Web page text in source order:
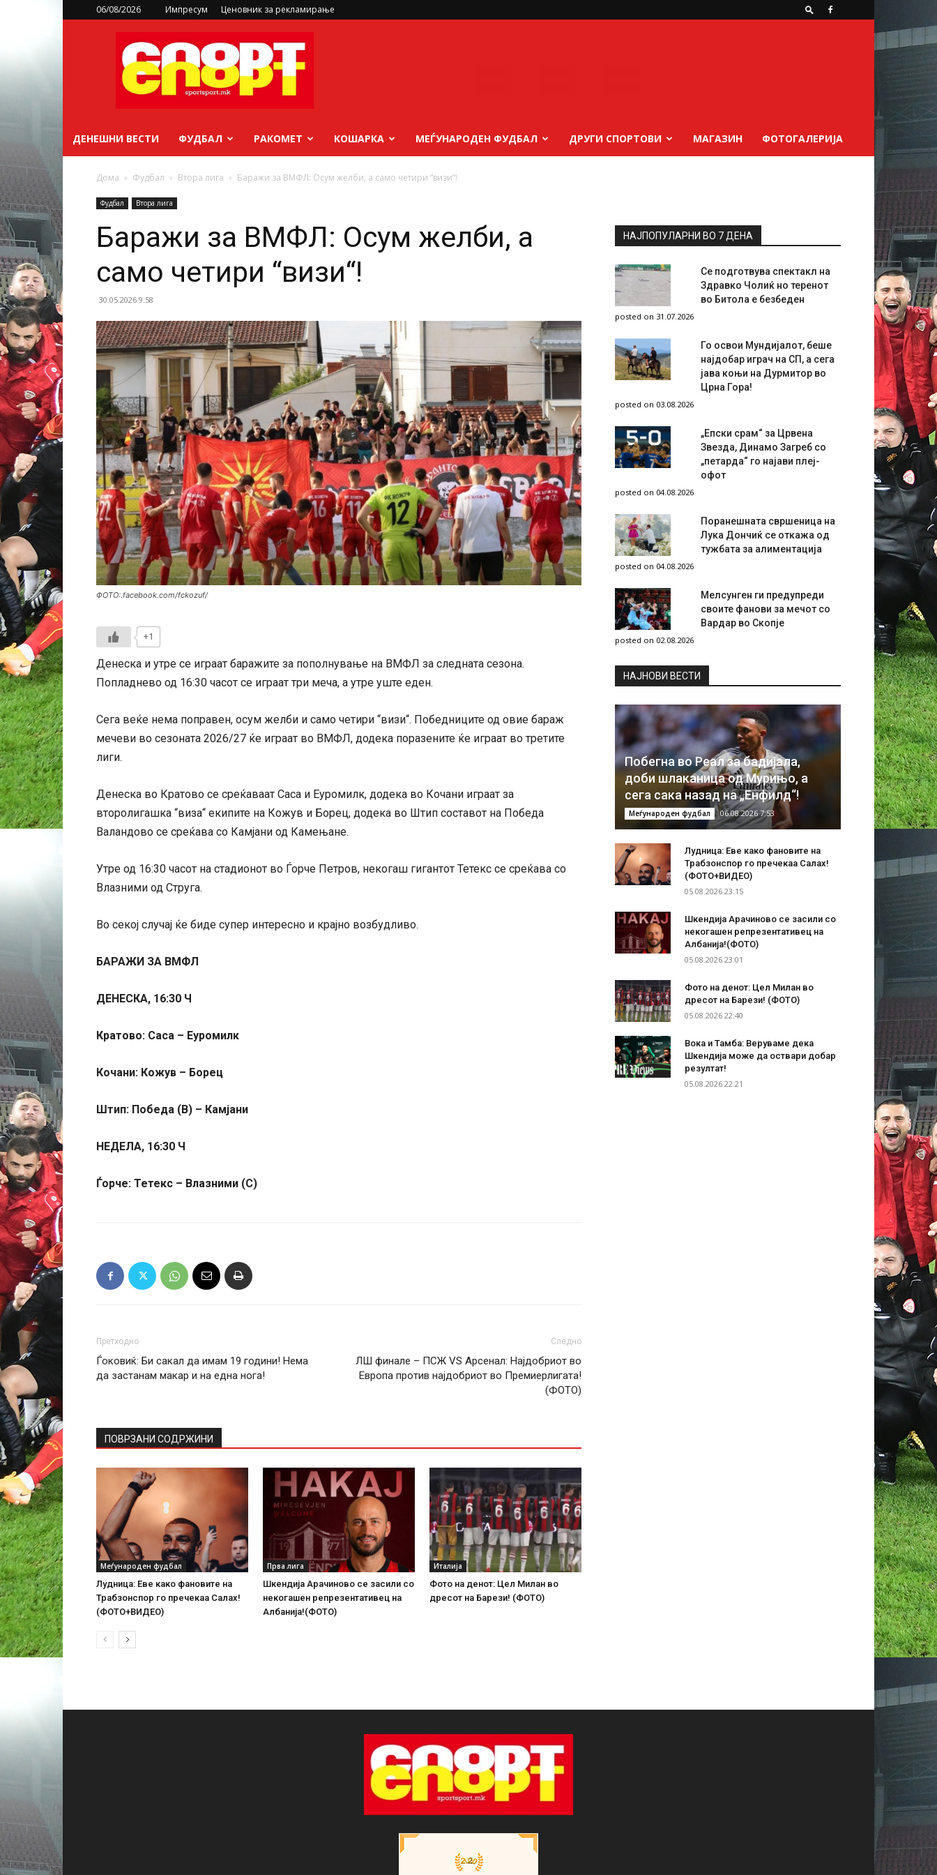
06/08/2026 Импресум Ценовник за рекламирање
sportsport.mk
ДЕНЕШНИ ВЕСТИ ФУДБАЛ РАКОМЕТ КОШАРКА МЕЃУНАРОДЕН ФУДБАЛ ДРУГИ СПОРТОВИ МАГАЗИН ФОТОГАЛЕРИЈА
Дома Фудбал Втора лига Баражи за ВМФЛ: Осум желби, а само четири “визи“!
Фудбал Втора лига
Баражи за ВМФЛ: Осум желби, а
само четири “визи“!
30.05.2026 9:58
ФОТО:.facebook.com/fckozuf/
+1
Денеска и утре се играат баражите за пополнување на ВМФЛ за следната сезона.
Попладнево од 16:30 часот се играат три меча, а утре уште еден.
Сега веќе нема поправен, осум желби и само четири “визи“. Победниците од овие бараж
мечеви во сезоната 2026/27 ќе играат во ВМФЛ, додека поразените ќе играат во третите
лиги.
Денеска во Кратово се среќаваат Саса и Еуромилк, додека во Кочани играат за
второлигашка “виза“ екипите на Кожув и Борец, додека во Штип составот на Победа
Валандово се среќава со Камјани од Камењане.
Утре од 16:30 часот на стадионот во Ѓорче Петров, некогаш гигантот Тетекс се среќава со
Влазними од Струга.
Во секој случај ќе биде супер интересно и крајно возбудливо.
БАРАЖИ ЗА ВМФЛ
ДЕНЕСКА, 16:30 Ч
Кратово: Саса – Еуромилк
Кочани: Кожув – Борец
Штип: Победа (В) – Камјани
НЕДЕЛА, 16:30 Ч
Ѓорче: Тетекс – Влазними (С)
Претходно
Ѓоковиќ: Би сакал да имам 19 години! Нема
да застанам макар и на една нога!
Следно
ЛШ финале – ПСЖ VS Арсенал: Најдобриот во
Европа против најдобриот во Премиерлигата!
(ФОТО)
ПОВРЗАНИ СОДРЖИНИ
Меѓународен фудбал
Лудница: Еве како фановите на
Трабзонспор го пречекаа Салах!
(ФОТО+ВИДЕО)
Прва лига
Шкендија Арачиново се засили со
некогашен репрезентативец на
Албанија!(ФОТО)
Италија
Фото на денот: Цел Милан во
дресот на Барези! (ФОТО)
НАЈПОПУЛАРНИ ВО 7 ДЕНА
Се подготвува спектакл на
Здравко Чолиќ но теренот
во Битола е безбеден
posted on 31.07.2026
Го освои Мундијалот, беше
најдобар играч на СП, а сега
јава коњи на Дурмитор во
Црна Гора!
posted on 03.08.2026
„Епски срам“ за Црвена
Звезда, Динамо Загреб со
„петарда“ го најави плеј-
офот
posted on 04.08.2026
Поранешната свршеница на
Лука Дончиќ се откажа од
тужбата за алиментација
posted on 04.08.2026
Мелсунген ги предупреди
своите фанови за мечот со
Вардар во Скопје
posted on 02.08.2026
НAЈНОВИ ВЕСТИ
Побегна во Реал за бадијала,
доби шлаканица од Мурињо, а
сега сака назад на „Енфилд“!
Меѓународен фудбал 06.08.2026 7:53
Лудница: Еве како фановите на
Трабзонспор го пречекаа Салах!
(ФОТО+ВИДЕО)
05.08.2026 23:15
Шкендија Арачиново се засили со
некогашен репрезентативец на
Албанија!(ФОТО)
05.08.2026 23:01
Фото на денот: Цел Милан во
дресот на Барези! (ФОТО)
05.08.2026 22:40
Вока и Тамба: Веруваме дека
Шкендија може да оствари добар
резултат!
05.08.2026 22:21